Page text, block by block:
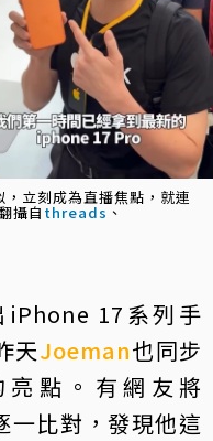
立刻成為直播焦點，就連
攝自 threads 、
iPhone 17系列手
天Joeman也同步
點。有網友將
比對，發現他這